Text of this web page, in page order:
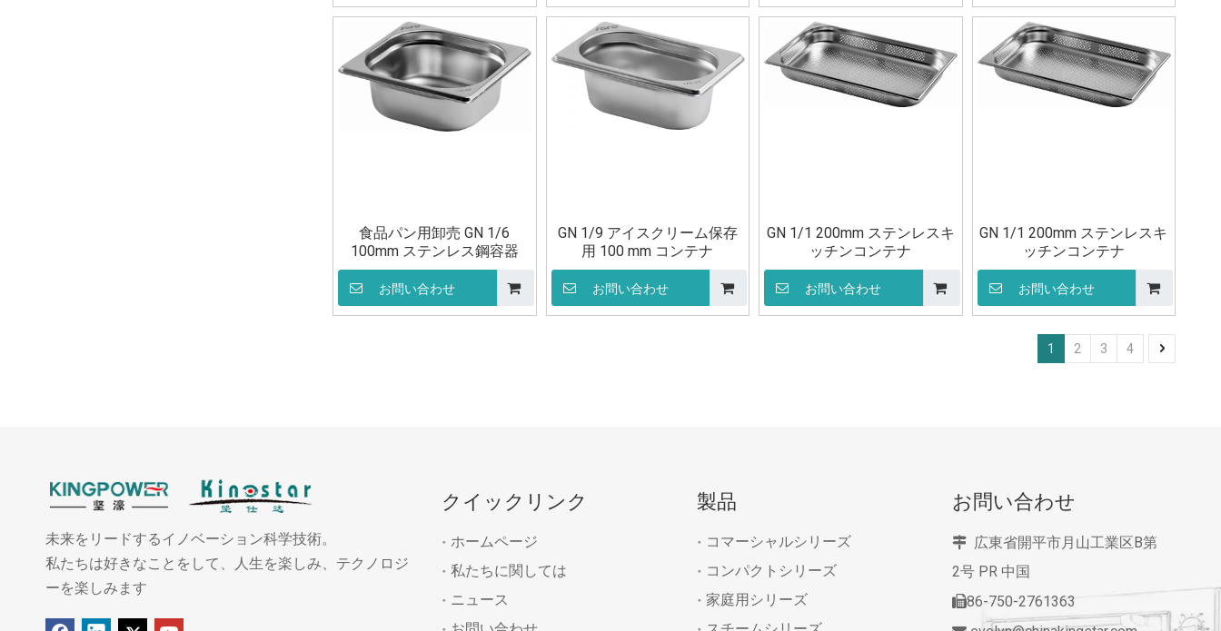
食品パン用卸売 GN 1/6
100mm ステンレス鋼容器
お問い合わせ
GN 1/9 アイスクリーム保存
用 100 mm コンテナ
お問い合わせ
GN 1/1 200mm ステンレスキ
ッチンコンテナ
お問い合わせ
GN 1/1 200mm ステンレスキ
ッチンコンテナ
お問い合わせ
1 2 3 4
未来をリードするイノベーション科学技術。
私たちは好きなことをして、人生を楽しみ、テクノロジ
ーを楽しみます
クイックリンク
ホームページ
私たちに関しては
ニュース
製品
コマーシャルシリーズ
コンパクトシリーズ
家庭用シリーズ
お問い合わせ
 広東省開平市月山工業区B第
2号 PR 中国
86-750-2761363